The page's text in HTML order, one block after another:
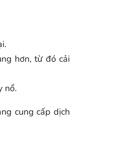
hơn, từ đó cải
nổ.
cung cấp dịch